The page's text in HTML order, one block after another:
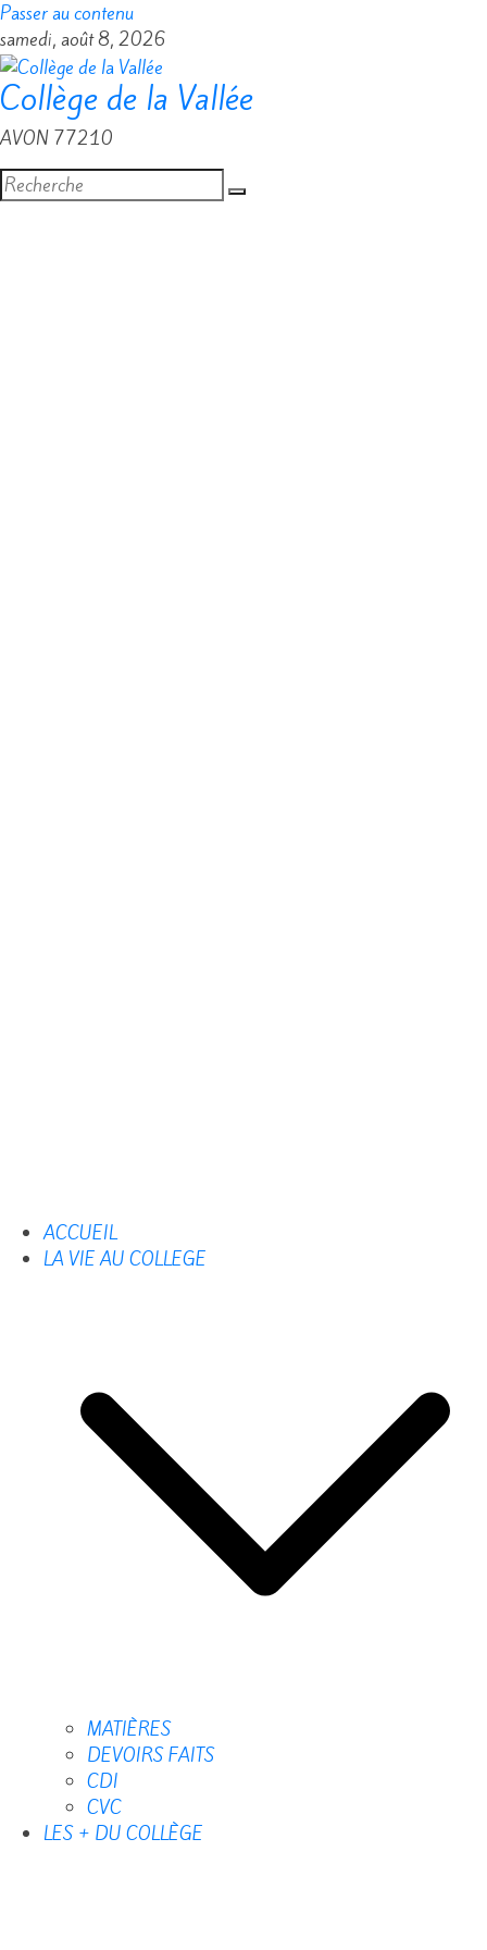
Passer au contenu
samedi, août 8, 2026
Collège de la Vallée
AVON 77210
ACCUEIL
LA VIE AU COLLEGE
MATIÈRES
DEVOIRS FAITS
CDI
CVC
LES + DU COLLÈGE